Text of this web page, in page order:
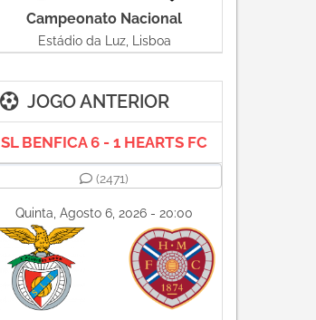
Campeonato Nacional
Estádio da Luz, Lisboa
JOGO ANTERIOR
SL BENFICA 6 - 1 HEARTS FC
(2471)
Quinta, Agosto 6, 2026 - 20:00